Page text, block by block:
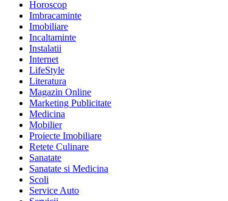
Horoscop
Imbracaminte
Imobiliare
Incaltaminte
Instalatii
Internet
LifeStyle
Literatura
Magazin Online
Marketing Publicitate
Medicina
Mobilier
Proiecte Imobiliare
Retete Culinare
Sanatate
Sanatate si Medicina
Scoli
Service Auto